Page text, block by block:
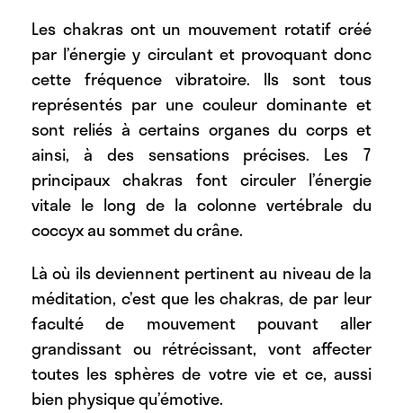
Les chakras ont un mouvement rotatif créé
par l’énergie y circulant et provoquant donc
cette fréquence vibratoire. Ils sont tous
représentés par une couleur dominante et
sont reliés à certains organes du corps et
ainsi, à des sensations précises. Les 7
principaux chakras font circuler l’énergie
vitale le long de la colonne vertébrale du
coccyx au sommet du crâne.
Là où ils deviennent pertinent au niveau de la
méditation, c’est que les chakras, de par leur
faculté de mouvement pouvant aller
grandissant ou rétrécissant, vont affecter
toutes les sphères de votre vie et ce, aussi
bien physique qu’émotive.